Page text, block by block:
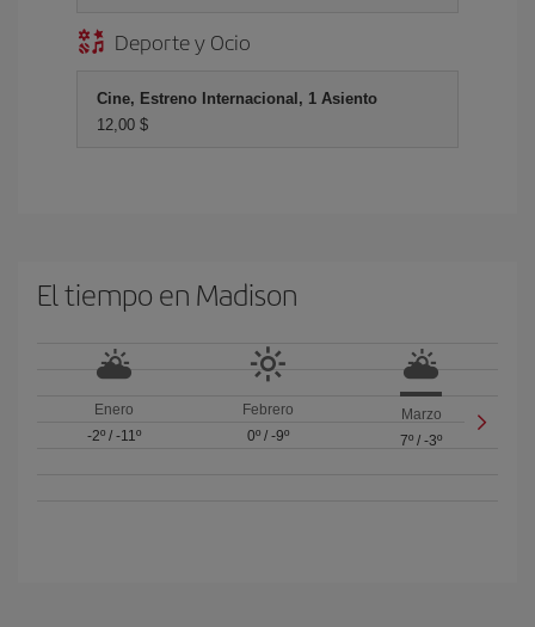
Deporte y Ocio
Cine, Estreno Internacional, 1 Asiento
12,00 $
El tiempo en Madison
Enero
-2º/ -11º
Febrero
0º/ -9º
Marzo
7º /-3º